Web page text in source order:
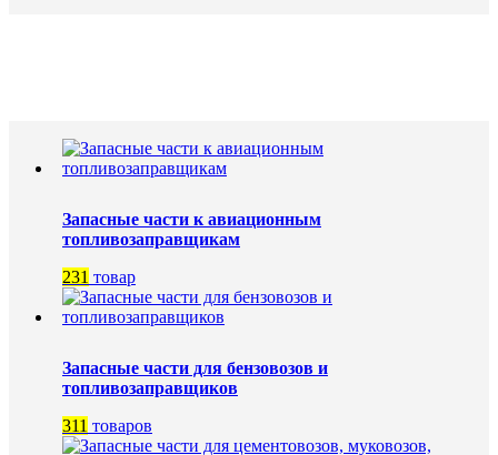
Запасные части к авиационным
топливозаправщикам
231 товар
Запасные части для бензовозов и
топливозаправщиков
311 товаров